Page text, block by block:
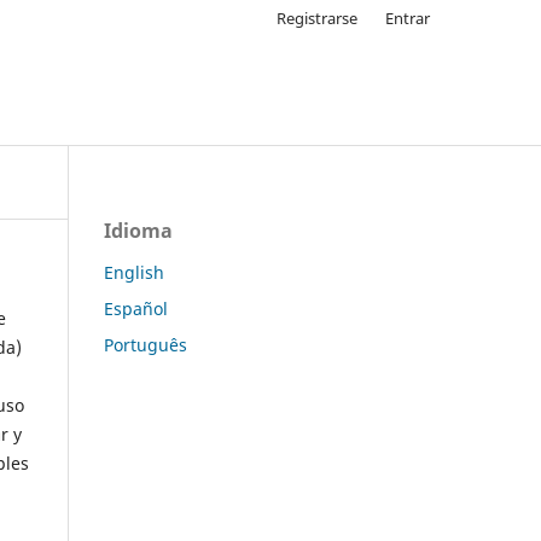
Registrarse Entrar
y
Idioma
English
Español
Português